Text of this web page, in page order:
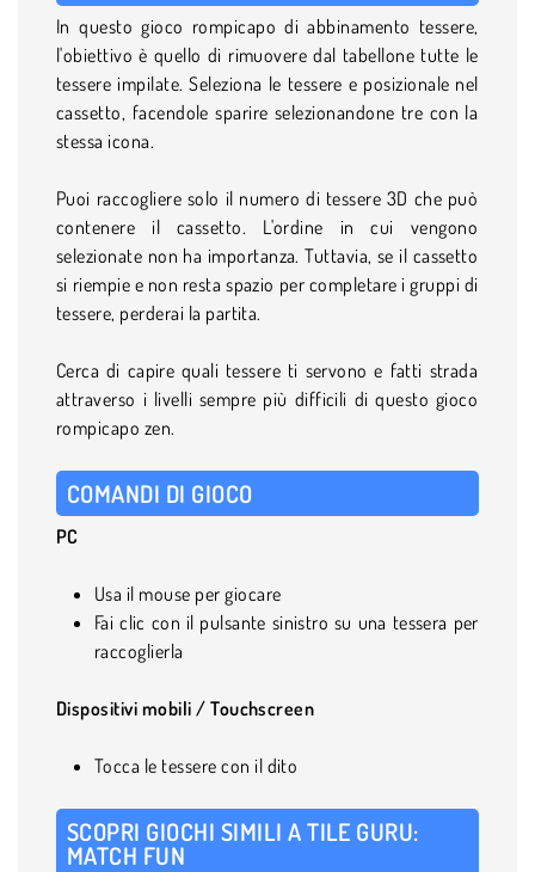
In questo gioco rompicapo di abbinamento tessere,
l'obiettivo è quello di rimuovere dal tabellone tutte le
tessere impilate. Seleziona le tessere e posizionale nel
cassetto, facendole sparire selezionandone tre con la
stessa icona.
Puoi raccogliere solo il numero di tessere 3D che può
contenere il cassetto. L'ordine in cui vengono
selezionate non ha importanza. Tuttavia, se il cassetto
si riempie e non resta spazio per completare i gruppi di
tessere, perderai la partita.
Cerca di capire quali tessere ti servono e fatti strada
attraverso i livelli sempre più difficili di questo gioco
rompicapo zen.
COMANDI DI GIOCO
PC
Usa il mouse per giocare
Fai clic con il pulsante sinistro su una tessera per
raccoglierla
Dispositivi mobili / Touchscreen
Tocca le tessere con il dito
SCOPRI GIOCHI SIMILI A TILE GURU:
MATCH FUN